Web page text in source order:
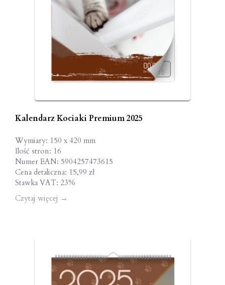
Kalendarz Kociaki Premium 2025
Wymiary: 150 x 420 mm
Ilość stron: 16
Numer EAN: 5904257473615
Cena detaliczna: 15,99 zł
Stawka VAT: 23%
Czytaj więcej →